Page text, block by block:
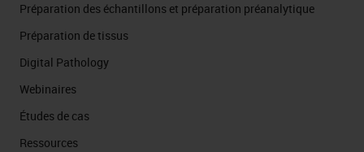
Préparation des échantillons et préparation préanalytique
Préparation de tissus
Digital Pathology
Webinaires
Études de cas
Ressources